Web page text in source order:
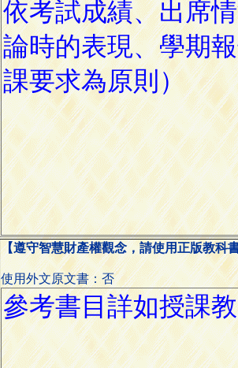
【遵守智慧財產權觀念，請使用正版教科
使用外文原文書：否